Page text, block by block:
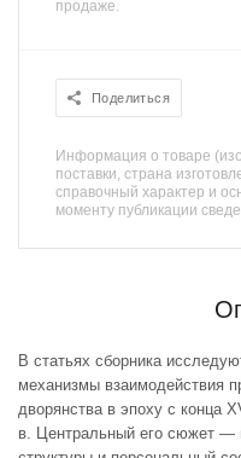
продаже.
Поделиться
Информация о товаре
поставки, страна
справочный характер и
моменту публикации
В статьях сборника
механизмы взаимодействия
дворянства в эпоху с конца
в. Центральный его сюжет —